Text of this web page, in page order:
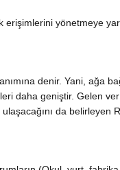
erişimlerini yönetmeye
denir. Yani, ağa
daha geniştir. Gelen
da belirleyen